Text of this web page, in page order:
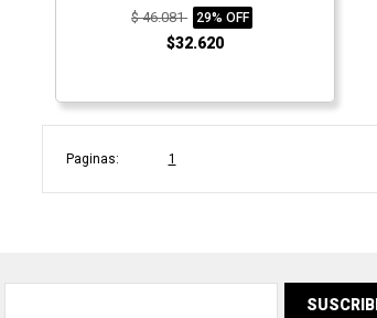
$ 46.081 29% OFF
$32.620
Paginas: 1